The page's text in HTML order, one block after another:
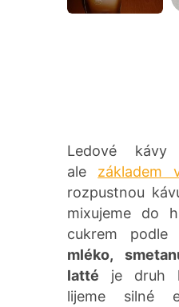
Ledové
ale základem
rozpustnou
mixujeme do
cukrem podle
mléko,
latté je druh
lijeme silné